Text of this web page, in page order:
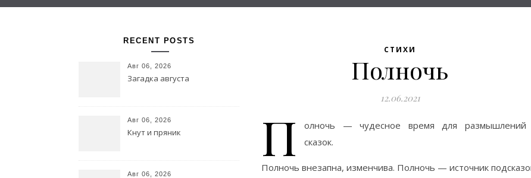
RECENT POSTS
Авг 06, 2026
Загадка августа
Авг 06, 2026
Кнут и пряник
Авг 06, 2026
СТИХИ
Полночь
12.06.2021
П
олночь — чудесное время для размышлений
сказок.
Полночь внезапна, изменчива. Полночь — источник